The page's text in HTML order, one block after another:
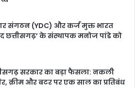
संगठन (YDC) और कर्ज मुक्त भारत
छत्तीसगढ़’ के संस्थापक मनोज पांडे को
सरकार का बड़ा फैसला: नकली
क्रीम और बटर पर एक साल का प्रतिबंध